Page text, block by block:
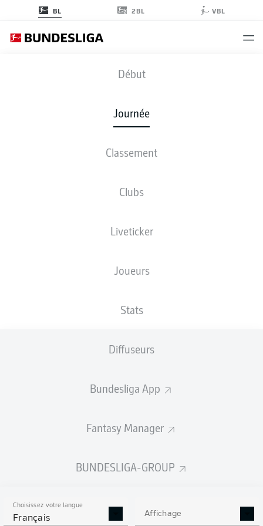
BL 2BL VBL
Début
Journée
Classement
Clubs
Liveticker
Joueurs
Stats
Diffuseurs
Bundesliga App
Fantasy Manager
BUNDESLIGA-GROUP
Choisissez votre langue
Français Affichage
RBL - FCA
COMPOSITIONS STATISTIQUES
0